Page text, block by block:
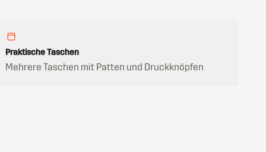
Praktische Taschen
Mehrere Taschen mit Patten und Druckknöpfen